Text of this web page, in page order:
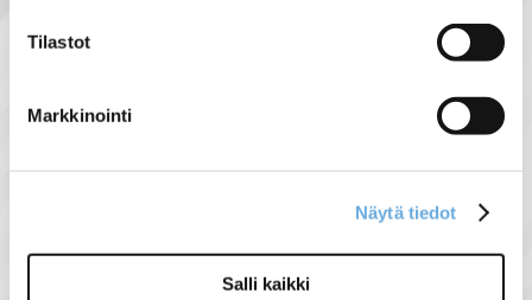
Tilastot
Markkinointi
Näytä tiedot
Salli kaikki